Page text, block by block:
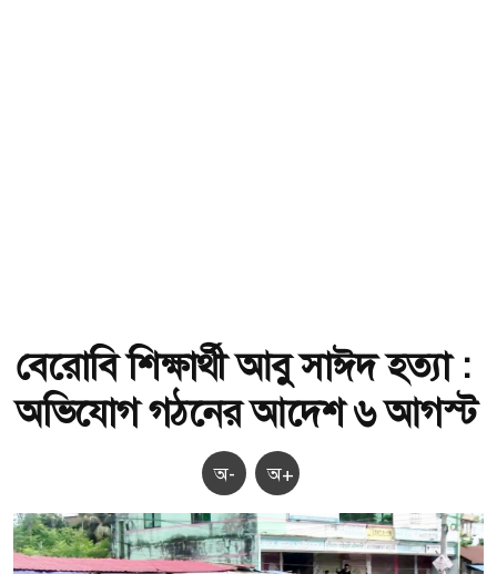
বেরোবি শিক্ষার্থী আবু সাঈদ হত্যা :
অভিযোগ গঠনের আদেশ ৬ আগস্ট
অ- অ+